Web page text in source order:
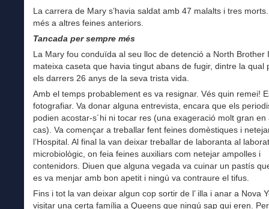
La carrera de Mary s’havia saldat amb 47 malalts i tres
més a altres feines anteriors.
Tancada per sempre més
La Mary fou conduïda al seu lloc de detenció a North Brother
mateixa caseta que havia tingut abans de fugir, dintre la qual
els darrers 26 anys de la seva trista vida.
Amb el temps probablement es va resignar. Vés quin remei!
fotografiar. Va donar alguna entrevista, encara que els
podien acostar-s´hi ni tocar res (una exageració molt gran en
cas). Va començar a treballar fent feines domèstiques i
l’Hospital. Al final la van deixar treballar de laboranta al
microbiològic, on feia feines auxiliars com netejar ampolles i
contenidors. Diuen que alguna vegada va cuinar un pastís
es va menjar amb bon apetit i ningú va contraure el tifus.
Fins i tot la van deixar algun cop sortir de l’ illa i anar a Nova
visitar una certa família a Queens que ningú sap qui eren.